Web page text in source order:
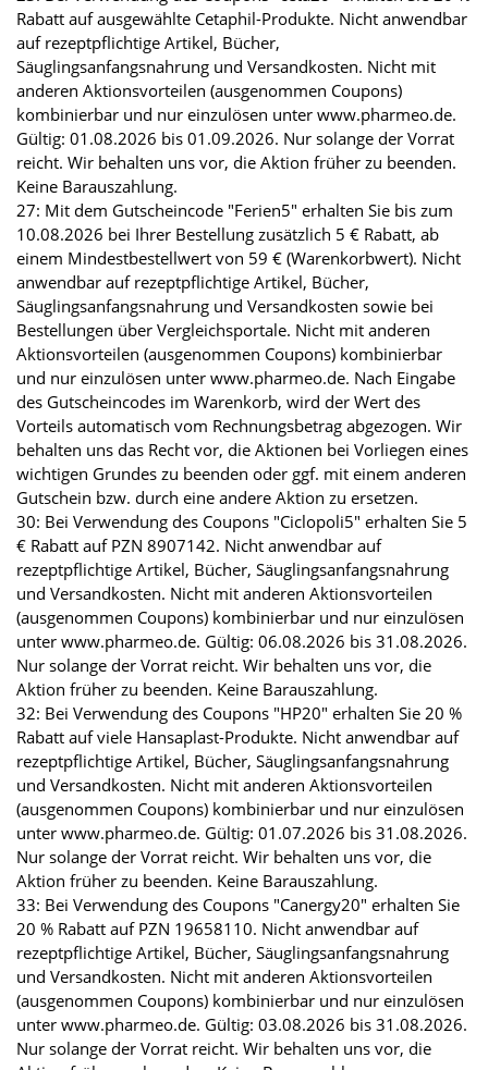
Rabatt auf ausgewählte Cetaphil-Produkte. Nicht anwendbar
auf rezeptpflichtige Artikel, Bücher,
Säuglingsanfangsnahrung und Versandkosten. Nicht mit
anderen Aktionsvorteilen (ausgenommen Coupons)
kombinierbar und nur einzulösen unter www.pharmeo.de.
Gültig: 01.08.2026 bis 01.09.2026. Nur solange der Vorrat
reicht. Wir behalten uns vor, die Aktion früher zu beenden.
Keine Barauszahlung.
27: Mit dem Gutscheincode "Ferien5" erhalten Sie bis zum
10.08.2026 bei Ihrer Bestellung zusätzlich 5 € Rabatt, ab
einem Mindestbestellwert von 59 € (Warenkorbwert). Nicht
anwendbar auf rezeptpflichtige Artikel, Bücher,
Säuglingsanfangsnahrung und Versandkosten sowie bei
Bestellungen über Vergleichsportale. Nicht mit anderen
Aktionsvorteilen (ausgenommen Coupons) kombinierbar
und nur einzulösen unter www.pharmeo.de. Nach Eingabe
des Gutscheincodes im Warenkorb, wird der Wert des
Vorteils automatisch vom Rechnungsbetrag abgezogen. Wir
behalten uns das Recht vor, die Aktionen bei Vorliegen eines
wichtigen Grundes zu beenden oder ggf. mit einem anderen
Gutschein bzw. durch eine andere Aktion zu ersetzen.
30: Bei Verwendung des Coupons "Ciclopoli5" erhalten Sie 5
€ Rabatt auf PZN 8907142. Nicht anwendbar auf
rezeptpflichtige Artikel, Bücher, Säuglingsanfangsnahrung
und Versandkosten. Nicht mit anderen Aktionsvorteilen
(ausgenommen Coupons) kombinierbar und nur einzulösen
unter www.pharmeo.de. Gültig: 06.08.2026 bis 31.08.2026.
Nur solange der Vorrat reicht. Wir behalten uns vor, die
Aktion früher zu beenden. Keine Barauszahlung.
32: Bei Verwendung des Coupons "HP20" erhalten Sie 20 %
Rabatt auf viele Hansaplast-Produkte. Nicht anwendbar auf
rezeptpflichtige Artikel, Bücher, Säuglingsanfangsnahrung
und Versandkosten. Nicht mit anderen Aktionsvorteilen
(ausgenommen Coupons) kombinierbar und nur einzulösen
unter www.pharmeo.de. Gültig: 01.07.2026 bis 31.08.2026.
Nur solange der Vorrat reicht. Wir behalten uns vor, die
Aktion früher zu beenden. Keine Barauszahlung.
33: Bei Verwendung des Coupons "Canergy20" erhalten Sie
20 % Rabatt auf PZN 19658110. Nicht anwendbar auf
rezeptpflichtige Artikel, Bücher, Säuglingsanfangsnahrung
und Versandkosten. Nicht mit anderen Aktionsvorteilen
(ausgenommen Coupons) kombinierbar und nur einzulösen
unter www.pharmeo.de. Gültig: 03.08.2026 bis 31.08.2026.
Nur solange der Vorrat reicht. Wir behalten uns vor, die